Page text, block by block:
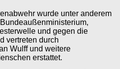
wurde unter anderem
und gegen die
vertreten durch
Wulff und weitere
erstattet.